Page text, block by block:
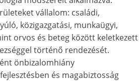
vállalom: családi,
közigazgatási, munkaügyi,
orvos és beteg között keletkezett
történő rendezését.
önbizalomhiány
és magabiztosság